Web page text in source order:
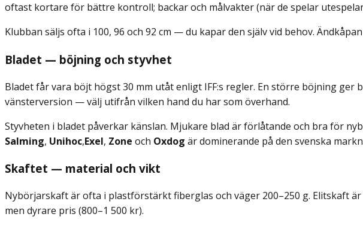
oftast kortare för bättre kontroll; backar och målvakter (när de spelar
Klubban säljs ofta i 100, 96 och 92 cm — du kapar den själv vid behov.
Bladet — böjning och styvhet
Bladet får vara böjt högst 30 mm utåt enligt IFF:s regler. En större böjning
vänsterversion — välj utifrån vilken hand du har som överhand.
Styvheten i bladet påverkar känslan. Mjukare blad är förlåtande och bra för
Salming, Unihoc,Exel, Zone och Oxdog är dominerande på den svenska
Skaftet — material och vikt
Nybörjarskaft är ofta i plastförstärkt fiberglas och väger 200–250 g. Elitskaft
men dyrare pris (800–1 500 kr).